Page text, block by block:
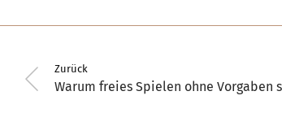
Zurück
Warum freies Spielen ohne Vorgaben